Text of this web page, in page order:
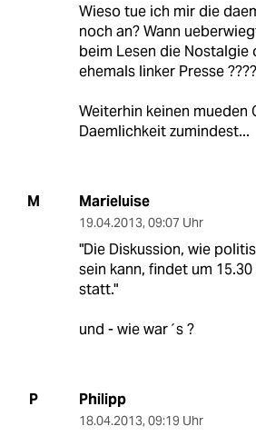
Wieso tue ich mir die
noch an? Wann
beim Lesen die Nostalgie
ehemals linker Presse
Weiterhin keinen mueden
Daemlichkeit zumindest...
M Marieluise
19.04.2013, 09:07 Uhr
"Die Diskussion, wie
sein kann, findet um
statt."
und - wie war´s ?
P Philipp
18.04.2013, 09:19 Uhr